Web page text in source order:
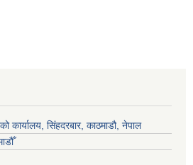
कार्यालय, सिंहदरबार, काठमाडौ, नेपाल